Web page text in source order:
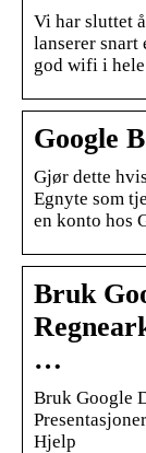
Vi har sluttet
lanserer snart
god wifi i
Google
Gjør dette
Egnyte som
en konto hos
Bruk
…
Bruk Google
Hjelp